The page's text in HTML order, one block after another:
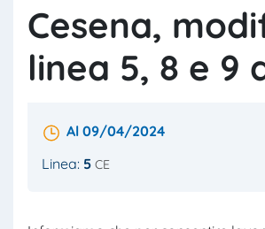
Cesena,
linea 5, 8 e 9
Al 09/04/2024
Linea: 5 CE